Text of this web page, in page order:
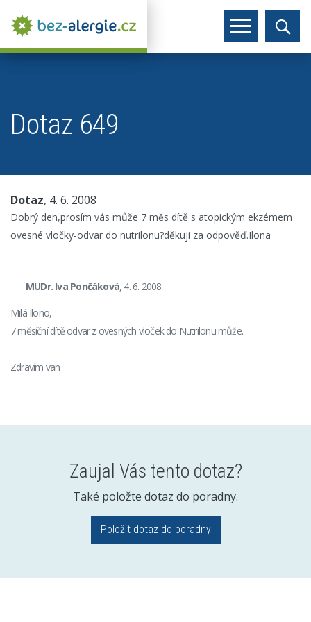
Dotaz 649
Dotaz, 4. 6. 2008
Dobrý den,prosím vás může 7 měs dítě s atopickým ekzémem
ovesné vločky-odvar do nutrilonu?děkuji za odpověď.Ilona
MUDr. Iva Pončáková, 4. 6. 2008
Milá Ilono,
7 měsíční dítě odvar z ovesných vloček do Nutrilonu může.
Zdravím van
Zaujal Vás tento dotaz?
Také položte dotaz do poradny.
Položit dotaz do poradny